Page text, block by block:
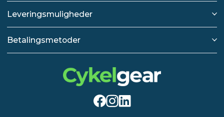
Leveringsmuligheder
Betalingsmetoder